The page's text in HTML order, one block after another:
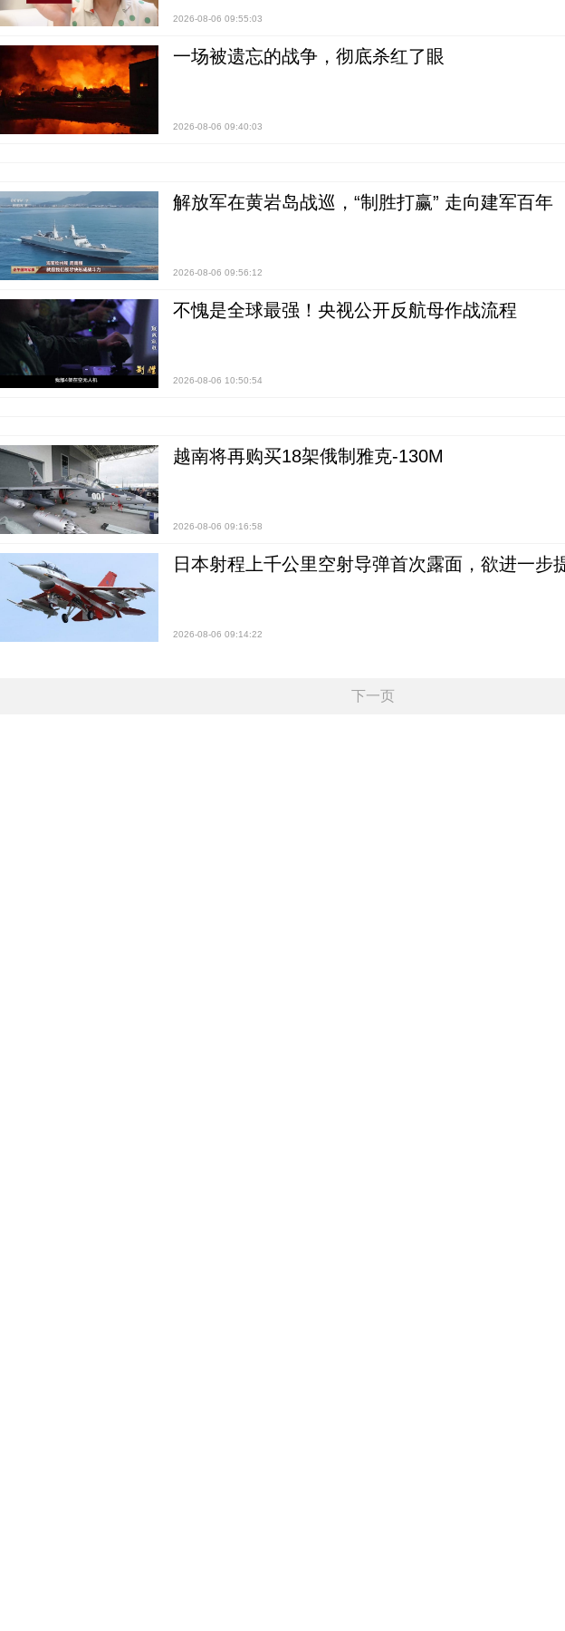
2026-08-06 09:55:03
一场被遗忘的战争，彻底杀红了眼
2026-08-06 09:40:03
解放军在黄岩岛战巡，“制胜打赢” 走向建军百年
2026-08-06 09:56:12
不愧是全球最强！央视公开反航母作战流程
2026-08-06 10:50:54
越南将再购买18架俄制雅克-130M
2026-08-06 09:16:58
日本射程上千公里空射导弹首次露面，欲进一步
2026-08-06 09:14:22
下一页